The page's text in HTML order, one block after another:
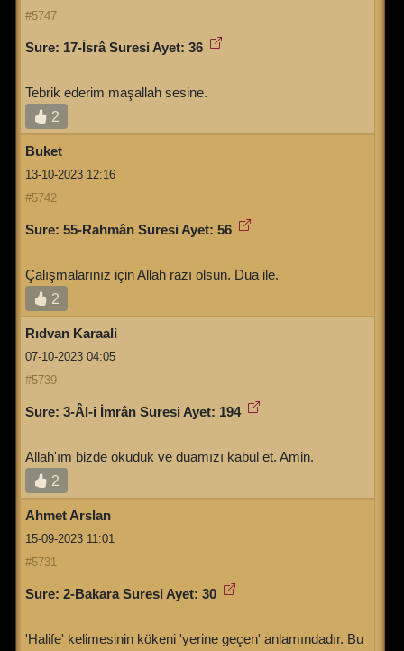
#5747
Sure: 17-İsrâ Suresi Ayet: 36
Tebrik ederim maşallah sesine.
2
Buket
13-10-2023 12:16
#5742
Sure: 55-Rahmân Suresi Ayet: 56
Çalışmalarınız için Allah razı olsun. Dua ile.
2
Rıdvan Karaali
07-10-2023 04:05
#5739
Sure: 3-Âl-i İmrân Suresi Ayet: 194
Allah'ım bizde okuduk ve duamızı kabul et. Amin.
2
Ahmet Arslan
15-09-2023 11:01
#5731
Sure: 2-Bakara Suresi Ayet: 30
'Halife' kelimesinin kökeni 'yerine geçen' anlamındadır. Bu